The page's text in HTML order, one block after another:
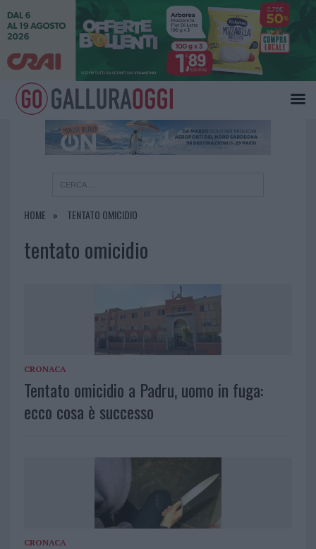
HOME TENTATO OMICIDIO
tentato omicidio
CRONACA
Tentato omicidio a Padru, uomo in fuga:
ecco cosa è successo
CRONACA
×